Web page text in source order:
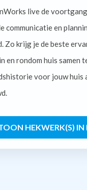
live de
communicatie en
Zo krijg je de beste
en rondom huis samen
voor jouw huis
HEKWERK(S) IN